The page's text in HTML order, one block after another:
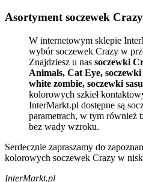
Asortyment soczewek
W internetowym sklepie
wybór soczewek Crazy w
Znajdziesz u nas soczewki
Animals, Cat Eye,
white zombie, soczewki
kolorowych szkieł
InterMarkt.pl dostępne są
parametrach, w tym
bez wady wzroku.
Serdecznie zapraszamy do
kolorowych soczewek Crazy w
InterMarkt.pl